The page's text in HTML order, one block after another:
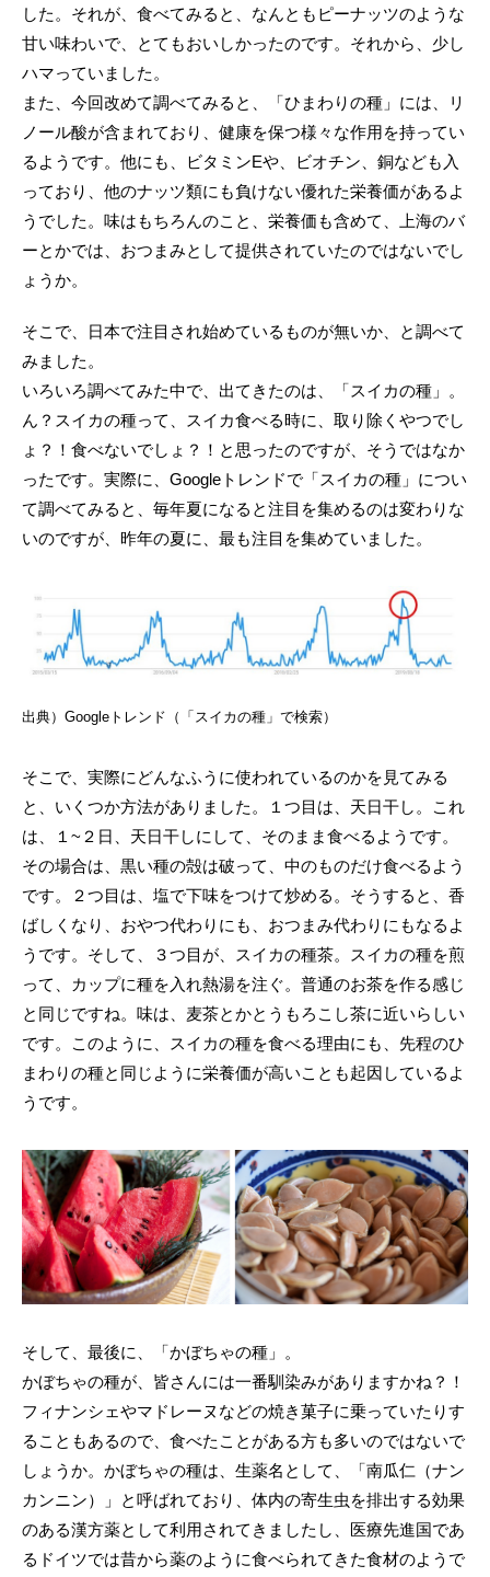
した。それが、食べてみると、なんともピーナッツのような
甘い味わいで、とてもおいしかったのです。それから、少し
ハマっていました。
また、今回改めて調べてみると、「ひまわりの種」には、リ
ノール酸が含まれており、健康を保つ様々な作用を持ってい
るようです。他にも、ビタミンEや、ビオチン、銅なども入
っており、他のナッツ類にも負けない優れた栄養価があるよ
うでした。味はもちろんのこと、栄養価も含めて、上海のバ
ーとかでは、おつまみとして提供されていたのではないでし
ょうか。
そこで、日本で注目され始めているものが無いか、と調べて
みました。
いろいろ調べてみた中で、出てきたのは、「スイカの種」。
ん？スイカの種って、スイカ食べる時に、取り除くやつでし
ょ？！食べないでしょ？！と思ったのですが、そうではなか
ったです。実際に、Googleトレンドで「スイカの種」につい
て調べてみると、毎年夏になると注目を集めるのは変わりな
いのですが、昨年の夏に、最も注目を集めていました。
出典）Googleトレンド（「スイカの種」で検索）
そこで、実際にどんなふうに使われているのかを見てみる
と、いくつか方法がありました。１つ目は、天日干し。これ
は、１~２日、天日干しにして、そのまま食べるようです。
その場合は、黒い種の殻は破って、中のものだけ食べるよう
です。２つ目は、塩で下味をつけて炒める。そうすると、香
ばしくなり、おやつ代わりにも、おつまみ代わりにもなるよ
うです。そして、３つ目が、スイカの種茶。スイカの種を煎
って、カップに種を入れ熱湯を注ぐ。普通のお茶を作る感じ
と同じですね。味は、麦茶とかとうもろこし茶に近いらしい
です。このように、スイカの種を食べる理由にも、先程のひ
まわりの種と同じように栄養価が高いことも起因しているよ
うです。
そして、最後に、「かぼちゃの種」。
かぼちゃの種が、皆さんには一番馴染みがありますかね？！
フィナンシェやマドレーヌなどの焼き菓子に乗っていたりす
ることもあるので、食べたことがある方も多いのではないで
しょうか。かぼちゃの種は、生薬名として、「南瓜仁（ナン
カンニン）」と呼ばれており、体内の寄生虫を排出する効果
のある漢方薬として利用されてきましたし、医療先進国であ
るドイツでは昔から薬のように食べられてきた食材のようで